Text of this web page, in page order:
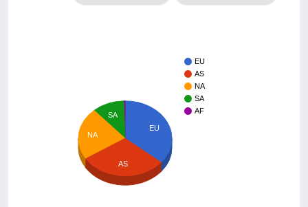
EU
AS
NA
SA
AF
EU
SA
NA
AS